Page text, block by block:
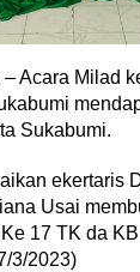
Acara Milad
Sukabumi.
ekertaris
Usai
17 TK da
3/2023)